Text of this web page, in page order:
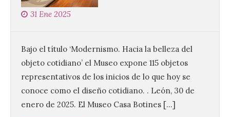
31 Ene 2025
Bajo el título ‘Modernismo. Hacia la belleza del
objeto cotidiano’ el Museo expone 115 objetos
representativos de los inicios de lo que hoy se
conoce como el diseño cotidiano. . León, 30 de
enero de 2025. El Museo Casa Botines […]